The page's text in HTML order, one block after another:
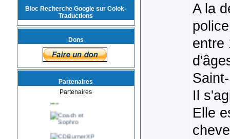
Bloc Recherche Google sur Colok-
Traductions
Dons
Partenaires
Partenaires
A la
entre
Il
Elle